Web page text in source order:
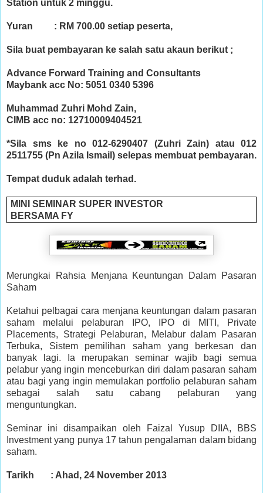
Station untuk 2 minggu.
Yuran : RM 700.00 setiap peserta,
Sila buat pembayaran ke salah satu akaun berikut ;
Advance Forward Training and Consultants
Maybank acc No: 5051 0340 5396
Muhammad Zuhri Mohd Zain,
CIMB acc no: 12710009404521
*Sila sms ke no 012-6290407 (Zuhri Zain) atau 012
2511755 (Pn Azila Ismail) selepas membuat pembayaran.
Tempat duduk adalah terhad.
MINI SEMINAR SUPER INVESTOR
BERSAMA FY
Merungkai Rahsia Menjana Keuntungan Dalam Pasaran
Saham
Ketahui pelbagai cara menjana keuntungan dalam pasaran
saham melalui pelaburan IPO, IPO di MITI, Private
Placements, Strategi Pelaburan, Melabur dalam Pasaran
Terbuka, Sistem pemilihan saham yang berkesan dan
banyak lagi. Ia merupakan seminar wajib bagi semua
pelabur yang ingin menceburkan diri dalam pasaran saham
atau bagi yang ingin memulakan portfolio pelaburan saham
sebagai salah satu cabang pelaburan yang
menguntungkan.
Seminar ini disampaikan oleh Faizal Yusup DIIA, BBS
Investment yang punya 17 tahun pengalaman dalam bidang
saham.
Tarikh : Ahad, 24 November 2013